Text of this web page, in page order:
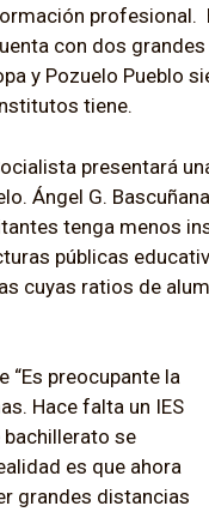
con dos
y Pozuelo Pueblo
tiene.
presentará
Ángel G.
tenga menos
públicas
cuyas ratios de
“Es preocupante la
Hace falta un IES
se
es que ahora
grandes distancias